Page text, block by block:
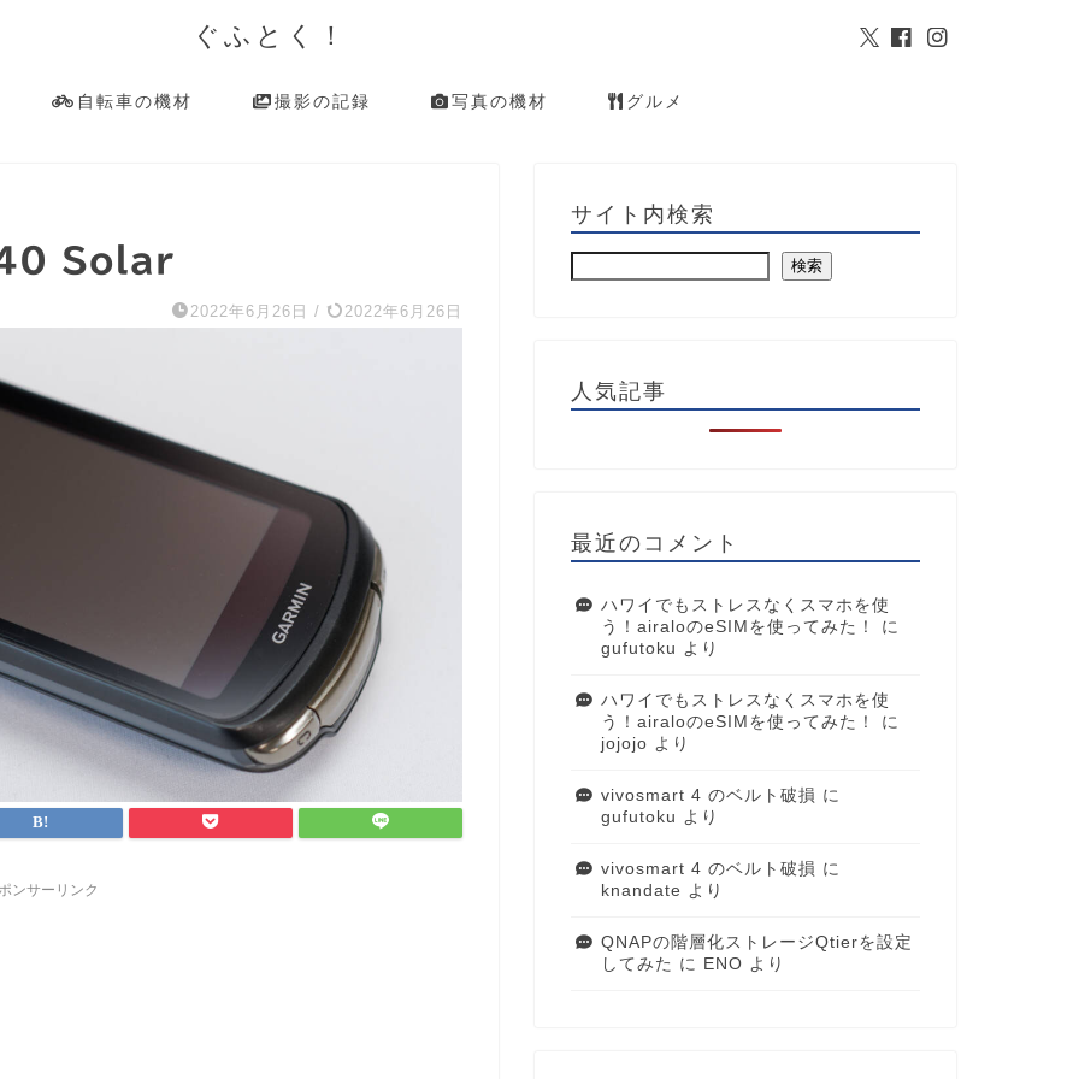
ぐふとく！
自転車の機材 撮影の記録 写真の機材 グルメ
Solar
2022年6月26日 / 2022年6月26日
ンサーリンク
サイト内検索
検索
人気記事
最近のコメント
ハワイでもストレスなくスマホを使
う！airaloのeSIMを使ってみた！
に
gufutoku より
ハワイでもストレスなくスマホを使
う！airaloのeSIMを使ってみた！
に
jojojo より
vivosmart 4 のベルト破損 に
gufutoku より
vivosmart 4 のベルト破損 に
knandate より
QNAPの階層化ストレージQtierを設定
してみた に ENO より